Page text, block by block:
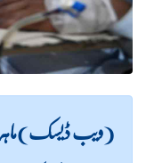
(ویب